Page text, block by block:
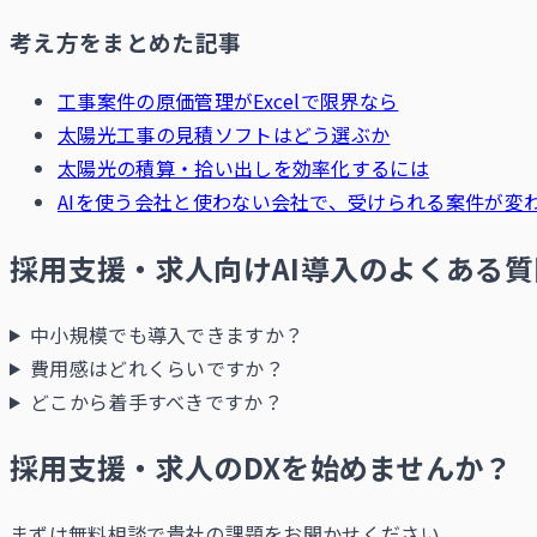
考え方をまとめた記事
工事案件の原価管理がExcelで限界なら
太陽光工事の見積ソフトはどう選ぶか
太陽光の積算・拾い出しを効率化するには
AIを使う会社と使わない会社で、受けられる案件が変
採用支援・求人向けAI導入のよくある
中小規模でも導入できますか？
費用感はどれくらいですか？
どこから着手すべきですか？
採用支援・求人のDXを始めませんか？